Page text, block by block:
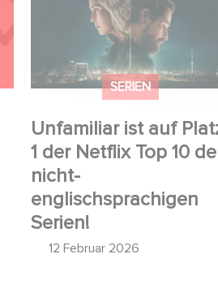
SERIEN
Unfamiliar ist auf
1 der Netflix Top 10
nicht-
englischsprachigen
Serien!
12 Februar 2026
Netflix Top 10 der nicht-
englischsprachigen Serien!